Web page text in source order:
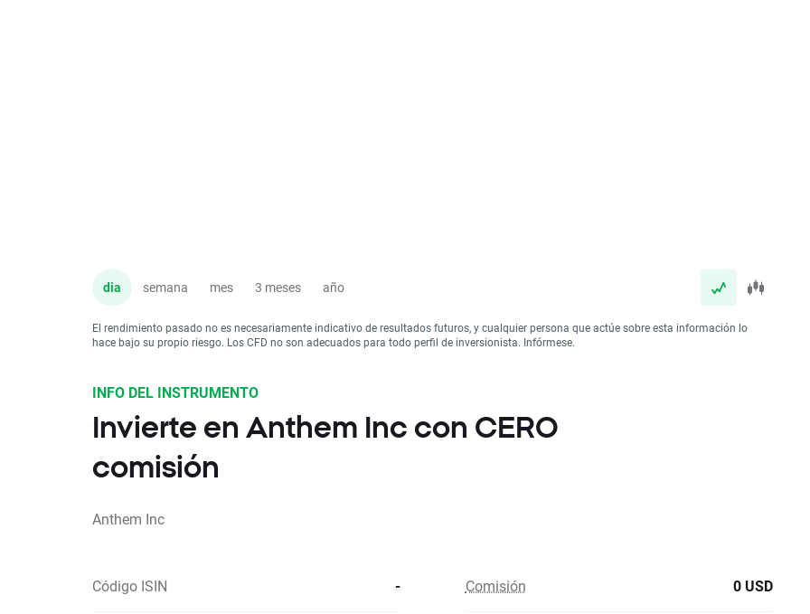
dia semana mes 3 meses año
El rendimiento pasado no es necesariamente indicativo de resultados futuros, y cualquier persona que actúe sobre esta información lo
hace bajo su propio riesgo. Los CFD no son adecuados para todo perfil de inversionista. Infórmese.
INFO DEL INSTRUMENTO
Invierte en Anthem Inc con CERO
comisión
Anthem Inc
Código ISIN - Comisión 0 USD